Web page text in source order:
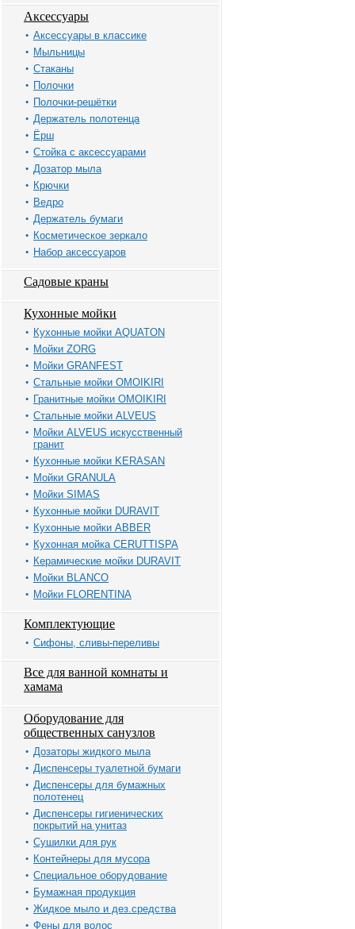
Аксессуары
Аксессуары в классике
Мыльницы
Стаканы
Полочки
Полочки-решётки
Держатель полотенца
Ёрш
Стойка с аксессуарами
Дозатор мыла
Крючки
Ведро
Держатель бумаги
Косметическое зеркало
Набор аксессуаров
Садовые краны
Кухонные мойки
Кухонные мойки AQUATON
Мойки ZORG
Мойки GRANFEST
Стальные мойки OMOIKIRI
Гранитные мойки OMOIKIRI
Стальные мойки ALVEUS
Мойки ALVEUS искусственный
гранит
Кухонные мойки KERASAN
Мойки GRANULA
Мойки SIMAS
Кухонные мойки DURAVIT
Кухонные мойки ABBER
Кухонная мойка CERUTTISPA
Керамические мойки DURAVIT
Мойки BLANCO
Мойки FLORENTINA
Комплектующие
Сифоны, сливы-переливы
Все для ванной комнаты и
хамама
Оборудование для
общественных санузлов
Дозаторы жидкого мыла
Диспенсеры туалетной бумаги
Диспенсеры для бумажных
полотенец
Диспенсеры гигиенических
покрытий на унитаз
Сушилки для рук
Контейнеры для мусора
Специальное оборудование
Бумажная продукция
Жидкое мыло и дез.средства
Фены для волос